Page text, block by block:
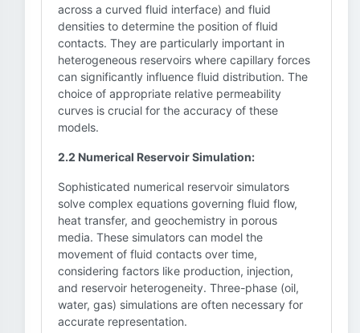
across a curved fluid interface) and fluid
densities to determine the position of fluid
contacts. They are particularly important in
heterogeneous reservoirs where capillary forces
can significantly influence fluid distribution. The
choice of appropriate relative permeability
curves is crucial for the accuracy of these
models.
2.2 Numerical Reservoir Simulation:
Sophisticated numerical reservoir simulators
solve complex equations governing fluid flow,
heat transfer, and geochemistry in porous
media. These simulators can model the
movement of fluid contacts over time,
considering factors like production, injection,
and reservoir heterogeneity. Three-phase (oil,
water, gas) simulations are often necessary for
accurate representation.